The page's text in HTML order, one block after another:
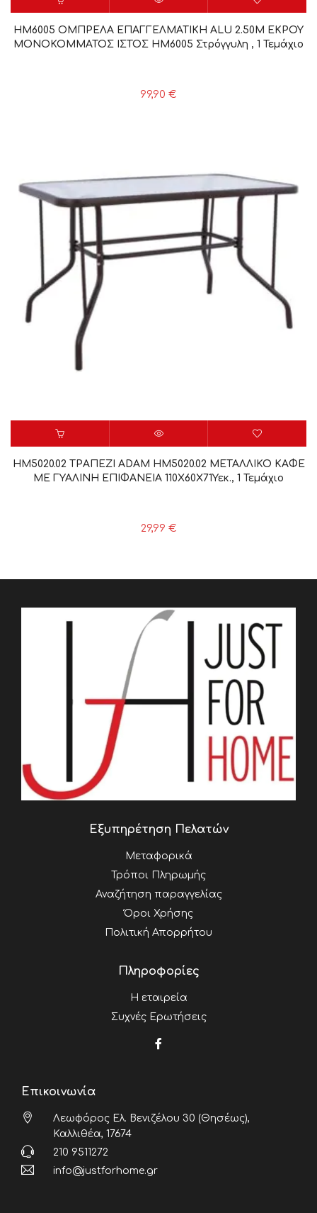
HM6005 ΟΜΠΡΕΛΑ ΕΠΑΓΓΕΛΜΑΤΙΚΗ ALU 2.50Μ ΕΚΡΟΥ
ΜΟΝΟΚΟΜΜΑΤΟΣ ΙΣΤΟΣ HM6005 Στρόγγυλη , 1 Τεμάχιο
99,90 €
HM5020.02 ΤΡΑΠΕΖΙ ADAM HM5020.02 ΜΕΤΑΛΛΙΚΟ ΚΑΦΕ
ΜΕ ΓΥΑΛΙΝΗ ΕΠΙΦΑΝΕΙΑ 110Χ60Χ71Υεκ., 1 Τεμάχιο
29,99 €
Εξυπηρέτηση Πελατών
Μεταφορικά
Τρόποι Πληρωμής
Αναζήτηση παραγγελίας
Όροι Χρήσης
Πολιτική Απορρήτου
Πληροφορίες
Η εταιρεία
Συχνές Ερωτήσεις
Επικοινωνία
Λεωφόρος Ελ. Βενιζέλου 30 (Θησέως),
Καλλιθέα, 17674
210 9511272
info@justforhome.gr